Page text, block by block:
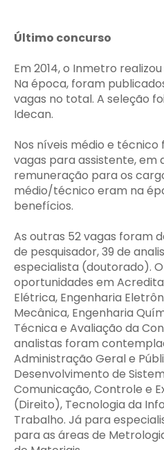
Último concurso
Em 2014, o Inmetro
Na época, foram
vagas no total. A seleção
Idecan.
Nos níveis médio e
vagas para assistente, em
remuneração para os
médio/técnico eram na
benefícios.
As outras 52 vagas foram
de pesquisador, 39 de
especialista (doutorado).
oportunidades em
Elétrica, Engenharia
Mecânica, Engenharia
Técnica e Avaliação da
analistas foram
Administração Geral e
Desenvolvimento de
Comunicação, Controle e
(Direito), Tecnologia da
Trabalho. Já para
para as áreas de